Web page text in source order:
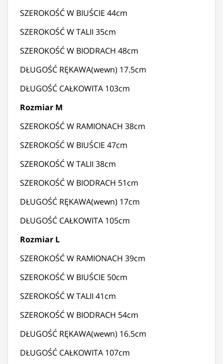
SZEROKOŚĆ W BIUŚCIE 44cm
SZEROKOŚĆ W TALII 35cm
SZEROKOŚĆ W BIODRACH 48cm
DŁUGOŚĆ RĘKAWA(wewn) 17.5cm
DŁUGOŚĆ CAŁKOWITA 103cm
Rozmiar M
SZEROKOŚĆ W RAMIONACH 38cm
SZEROKOŚĆ W BIUŚCIE 47cm
SZEROKOŚĆ W TALII 38cm
SZEROKOŚĆ W BIODRACH 51cm
DŁUGOŚĆ RĘKAWA(wewn) 17cm
DŁUGOŚĆ CAŁKOWITA 105cm
Rozmiar L
SZEROKOŚĆ W RAMIONACH 39cm
SZEROKOŚĆ W BIUŚCIE 50cm
SZEROKOŚĆ W TALII 41cm
SZEROKOŚĆ W BIODRACH 54cm
DŁUGOŚĆ RĘKAWA(wewn) 16.5cm
DŁUGOŚĆ CAŁKOWITA 107cm